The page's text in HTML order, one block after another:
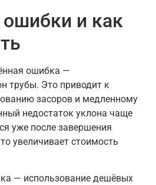
и как
ошибка —
трубы. Это приводит к
засоров и медленному
недостаток уклона чаще
уже после завершения
увеличивает стоимость
— использование дешёвых